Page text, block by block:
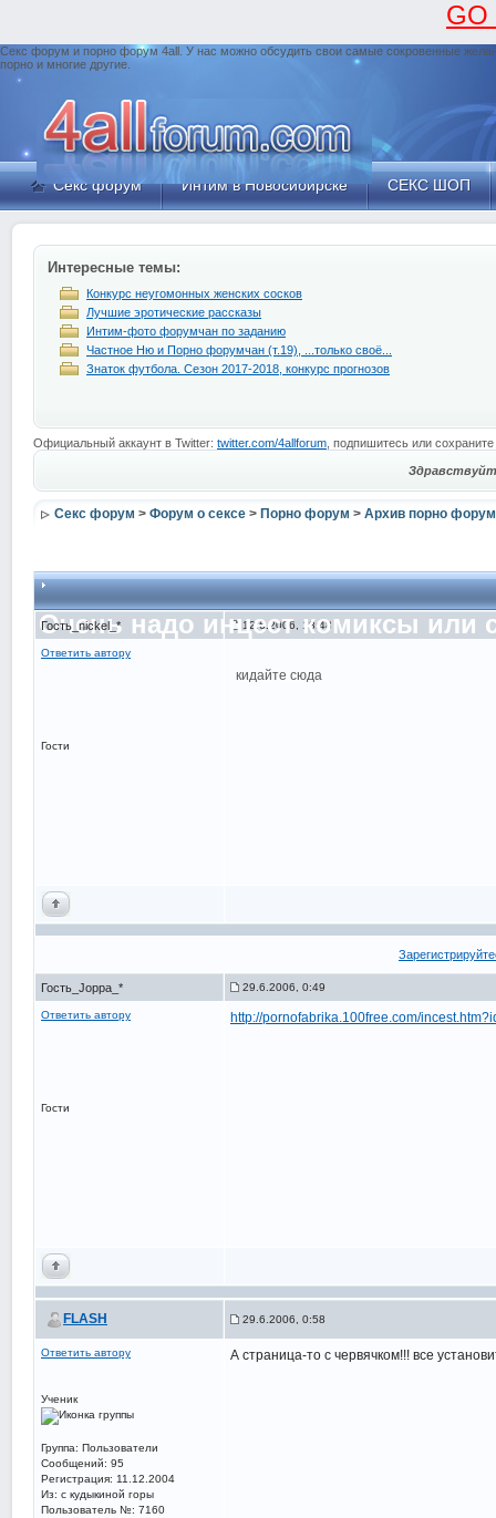
GO
Секс форум и порно форум 4all. У нас можно обсудить свои самые сокровенные
порно и многие другие.
Секс форум Интим в Новосибирске СЕКС ШОП
Интересные темы:
Конкурс неугомонных женских сосков
Лучшие эротические рассказы
Интим-фото форумчан по заданию
Частное Ню и Порно форумчан (т.19), ...только своё...
Знаток футбола. Сезон 2017-2018, конкурс прогнозов
Официальный аккаунт в Twitter: twitter.com/4allforum , подпишитесь или
Секс форум > Форум о сексе > Порно форум > Архив порно
Очень надо инцест комиксы или
Гость_nickel_* 12.6.2006, 18:48
Ответить автору
Гости
кидайте сюда
Гость_Joppa_* 29.6.2006, 0:49
Ответить автору
Гости
http://pornofabrika.100free.com/
FLASH 29.6.2006, 0:58
Ответить автору
Ученик
Группа: Пользователи
Сообщений: 95
Регистрация: 11.12.2004
Из: с кудыкиной горы
Пользователь №: 7160
А страница-то с червячком!!! все